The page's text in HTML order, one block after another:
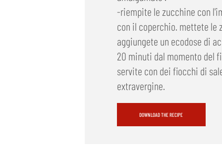
-riempite le zucchine con
con il coperchio. mettete le
aggiungete un ecodose di
20 minuti dal momento del
servite con dei fiocchi di
extravergine.
DOWNLOAD THE RECIPE